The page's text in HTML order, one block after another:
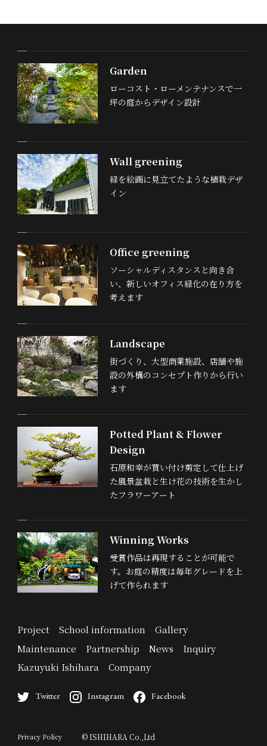
Garden
ローコスト・ローメンテナンスで一
坪の庭からデザイン設計
Wall greening
緑を絵画に見立てたような植栽デザ
イン
Office greening
ソーシャルディスタンスと向き合
い、新しいオフィス緑化の在り方を
考えます
Landscape
街づくり、大型商業施設、店舗や施
設の外構のコンセプト作りから行い
ます
Potted Plant & Flower
Design
石原和幸が買い付け剪定して仕上げ
た風景盆栽と生け花の技術を生かし
たフラワーアート
Winning Works
受賞作品は再現することが可能で
す。お庭の精度は毎年グレードを上
げて作られます
Project School information
Gallery
Maintenance
Partnership News
Inquiry
Kazuyuki Ishihara
Company
Twitter Instagram Facebook
Privacy Policy © ISHIHARA Co.,Ltd